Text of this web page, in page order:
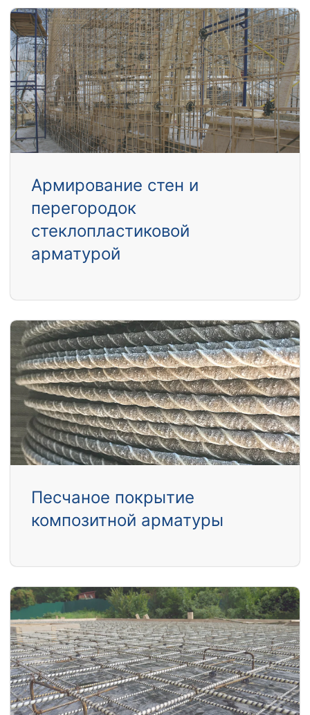
Армирование стен и
перегородок
стеклопластиковой
арматурой
Песчаное покрытие
композитной арматуры